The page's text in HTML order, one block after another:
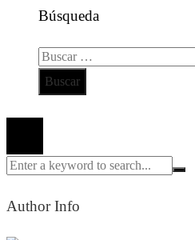
Búsqueda
Buscar:
Author Info